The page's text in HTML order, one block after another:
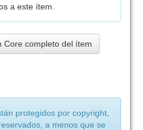
a este ítem.
Core completo del ítem
protegidos por copyright,
a menos que se